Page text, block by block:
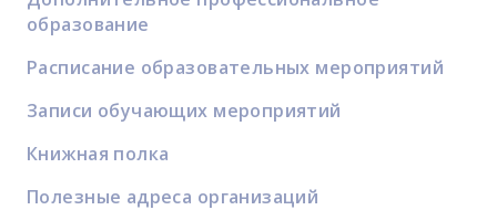
образование
Расписание образовательных мероприятий
Записи обучающих мероприятий
Книжная полка
Полезные адреса организаций